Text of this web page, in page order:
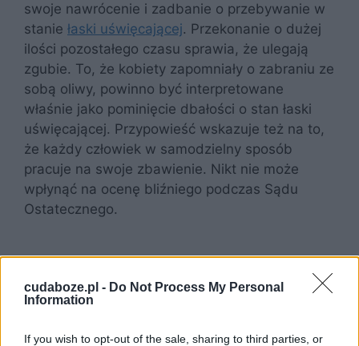
cudaboze.pl - Do Not Process My Personal
Information
If you wish to opt-out of the sale, sharing to third parties, or
swoje nawrócenie i zadbanie o przebywanie w
stanie łaski uświęcającej. Przekonanie o dużej
ilości pozostałego czasu sprawia, że ulegają
zgubie. To, że kobiety zapomniały o zabraniu ze
sobą oliwy, powinno być interpretowane
właśnie jako pominięcie dbałości o stan łaski
uświęcającej. Przypowieść wskazuje też na to,
że każdy człowiek w samodzielny sposób
pracuje na swoje zbawienie. Nikt nie może
wpłynąć na ocenę bliźniego podczas Sądu
Ostatecznego.